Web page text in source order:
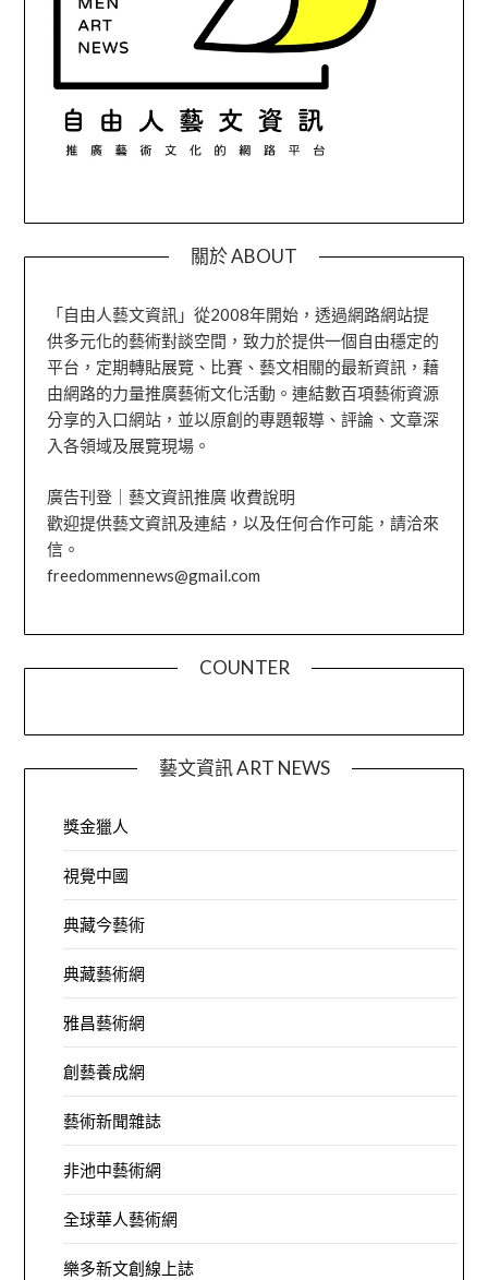
關於 ABOUT
「自由人藝文資訊」從2008年開始，透過網路網站提
供多元化的藝術對談空間，致力於提供一個自由穩定的
平台，定期轉貼展覽、比賽、藝文相關的最新資訊，藉
由網路的力量推廣藝術文化活動。連結數百項藝術資源
分享的入口網站，並以原創的專題報導、評論、文章深
入各領域及展覽現場。
廣告刊登｜藝文資訊推廣 收費說明
歡迎提供藝文資訊及連結，以及任何合作可能，請洽來
信。
freedommennews@gmail.com
COUNTER
藝文資訊 ART NEWS
獎金獵人
視覺中國
典藏今藝術
典藏藝術網
雅昌藝術網
創藝養成網
藝術新聞雜誌
非池中藝術網
全球華人藝術網
樂多新文創線上誌